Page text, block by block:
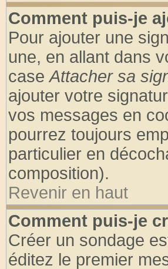
Comment puis-je
Pour ajouter une
une, en allant dans
caseAttacher sa
ajouter votre
vos messages en
pourrez toujours
particulier en
composition).
Revenir en haut
Comment puis-je
Créer un sondage
éditez le premier